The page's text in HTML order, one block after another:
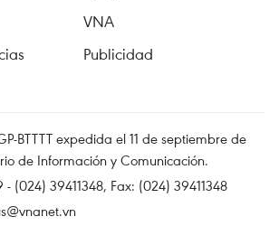
VNA
Publicidad
BTTTT expedida el 11 de septiembre de
de Información y Comunicación.
- (024) 39411348, Fax: (024) 39411348